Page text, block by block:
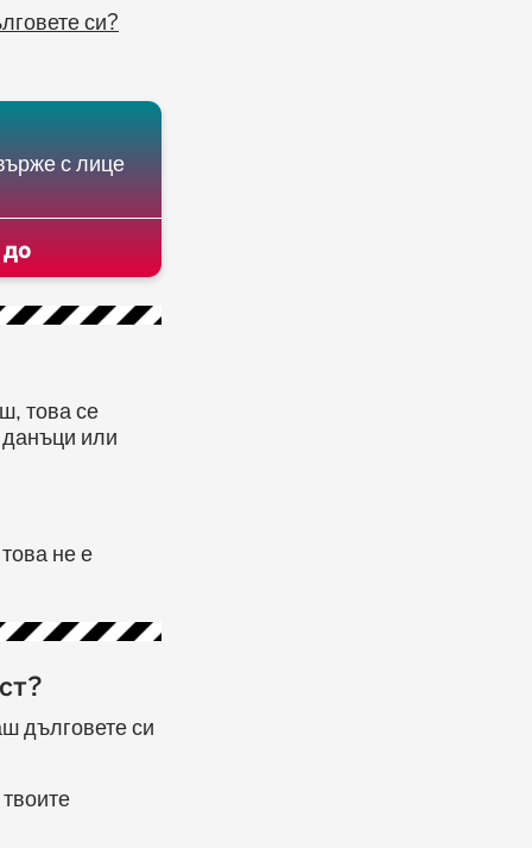
си?
с лице
това се
или
не е
дълговете си